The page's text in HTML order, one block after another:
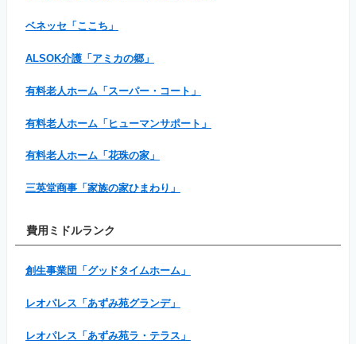
ベネッセ「ここち」
ALSOK介護「アミカの郷」
有料老人ホーム「スーパー・コート」
有料老人ホーム「ヒューマンサポート」
有料老人ホーム「花珠の家」
三英堂商事「家族の家ひまわり」
費用ミドルランク
創生事業団「グッドタイムホーム」
レオパレス「あずみ苑グランデ」
レオパレス「あずみ苑ラ・テラス」